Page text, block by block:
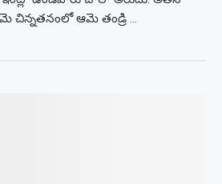
చిన్నతనంలో ఆమె తండ్రి …